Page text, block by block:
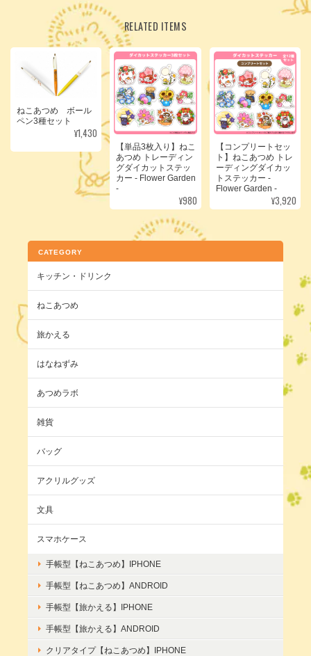
RELATED ITEMS
ねこあつめ ボール
ペン3種セット
¥1,430
【単品3枚入り】ねこ
あつめ トレーディン
グダイカットステッ
カー - Flower Garden
-
¥980
【コンプリートセッ
ト】ねこあつめ トレ
ーディングダイカッ
トステッカー -
Flower Garden -
¥3,920
CATEGORY
キッチン・ドリンク
ねこあつめ
旅かえる
はなねずみ
あつめラボ
雑貨
バッグ
アクリルグッズ
文具
スマホケース
手帳型【ねこあつめ】IPHONE
手帳型【ねこあつめ】ANDROID
手帳型【旅かえる】IPHONE
手帳型【旅かえる】ANDROID
クリアタイプ【ねこあつめ】IPHONE